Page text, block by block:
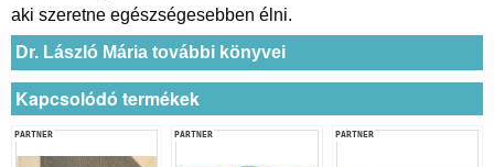
aki szeretne egészségesebben élni.
Dr. László Mária további könyvei
Kapcsolódó termékek
PARTNER PARTNER PARTNER